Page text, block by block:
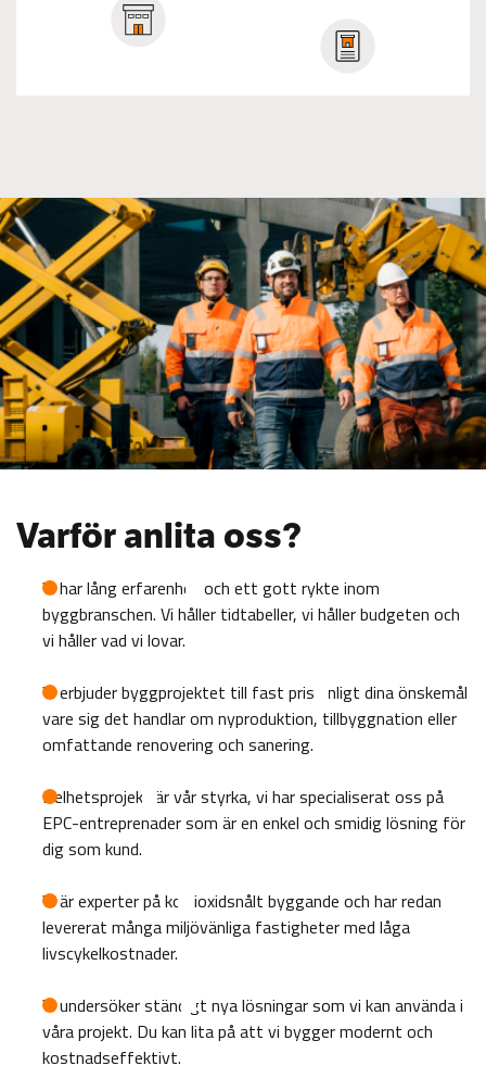
Varför anlita oss?
Vi har lång erfarenhet och ett gott rykte inom
byggbranschen. Vi håller tidtabeller, vi håller budgeten och
vi håller vad vi lovar.
Vi erbjuder byggprojektet till fast pris enligt dina önskemål
vare sig det handlar om nyproduktion, tillbyggnation eller
omfattande renovering och sanering.
Helhetsprojekt är vår styrka, vi har specialiserat oss på
EPC-entreprenader som är en enkel och smidig lösning för
dig som kund.
Vi är experter på koldioxidsnålt byggande och har redan
levererat många miljövänliga fastigheter med låga
livscykelkostnader.
Vi undersöker ständigt nya lösningar som vi kan använda i
våra projekt. Du kan lita på att vi bygger modernt och
kostnadseffektivt.